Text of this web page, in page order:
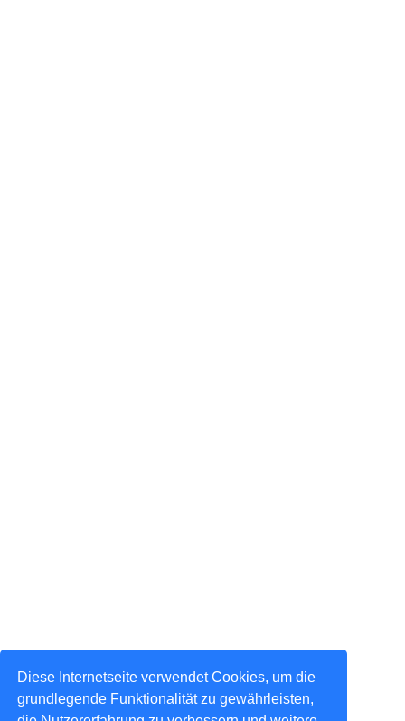
Diese Internetseite verwendet Cookies, um die
grundlegende Funktionalität zu gewährleisten,